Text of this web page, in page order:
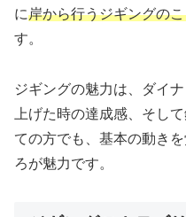
に岸から行うジギングの
す。
ジギングの魅力は、ダイ
上げた時の達成感、そし
ての方でも、基本の動き
ろが魅力です。